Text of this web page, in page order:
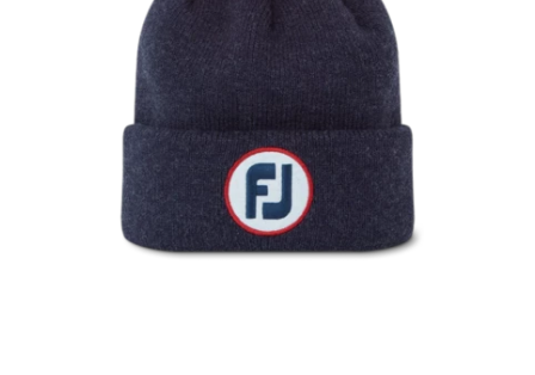
Oblečenie
Topánky
Rukavice